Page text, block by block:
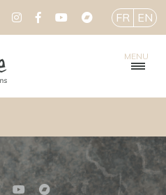
MENU
FR EN